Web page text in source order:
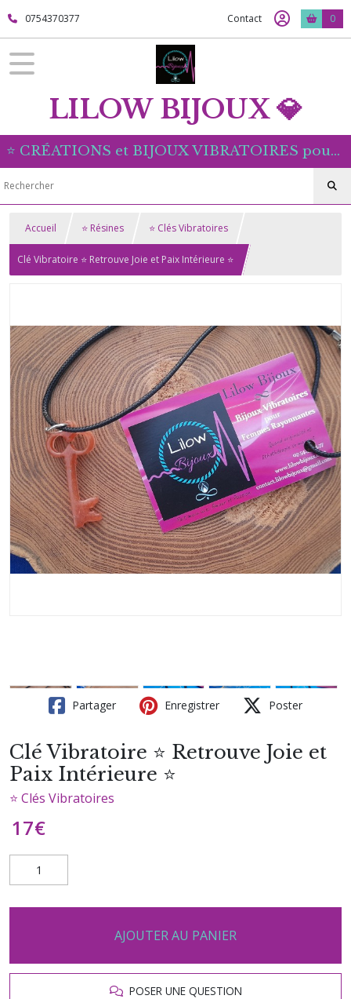
0754370377 Contact 0
LILOW BIJOUX 💎
⭐ CRÉATIONS et BIJOUX VIBRATOIRES pour Rayonner ⭐
Accueil ⭐ Résines ⭐ Clés Vibratoires
Clé Vibratoire ⭐ Retrouve Joie et Paix Intérieure ⭐
Partager Enregistrer Poster
Clé Vibratoire ⭐ Retrouve Joie et
Paix Intérieure ⭐
⭐ Clés Vibratoires
17€
AJOUTER AU PANIER
POSER UNE QUESTION